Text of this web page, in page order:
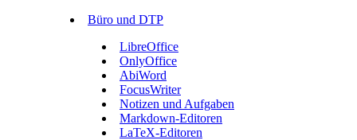
Büro und DTP
LibreOffice
OnlyOffice
AbiWord
FocusWriter
Notizen und Aufgaben
Markdown-Editoren
LaTeX-Editoren